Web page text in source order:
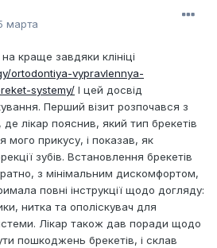
марта
краще завдяки клініці
ortodontiya-vypravlennya-
systemy/ І цей досвід
Перший візит розпочався з
де лікар пояснив, який тип брекетів
мого прикусу, і показав, як
зубів. Встановлення брекетів
з мінімальним дискомфортом,
повні інструкції щодо догляду:
нитка та ополіскувач для
Лікар також дав поради щодо
пошкоджень брекетів, і склав